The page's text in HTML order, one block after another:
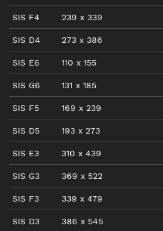
SIS F4 239 x 339
SIS D4 273 x 386
SIS E6 110 x 155
SIS G6 131 x 185
SIS F5 169 x 239
SIS D5 193 x 273
SIS E3 310 x 439
SIS G3 369 x 522
SIS F3 339 x 479
SIS D3 386 x 545